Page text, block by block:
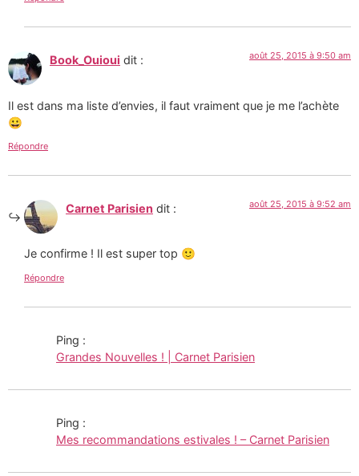
Book_Ouioui dit : août 25, 2015 à 9:50 am
Il est dans ma liste d’envies, il faut vraiment que je me l’achète
😀
Répondre
Carnet Parisien dit : août 25, 2015 à 9:52 am
Je confirme ! Il est super top 🙂
Répondre
Ping :
Grandes Nouvelles ! | Carnet Parisien
Ping :
Mes recommandations estivales ! – Carnet Parisien